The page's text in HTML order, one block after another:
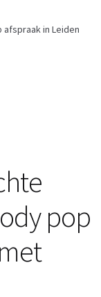
in Leiden
pop